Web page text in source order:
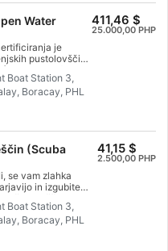
boste lahko
nudili prvo
nudili podporo z
Pridobite si
Right. Začnite še
Water
je
pustolovščin
Diver).
s praktičnimi
veščine in
udobje pod
Potapljač odprtih
Boat Station 3,
Boracay, PHL
411,46 $
25.000,00 PHP
(Scuba
se vam zlahka
in izgubite
kratkem času vrnili
obnovitveni tečaj
vodstvom
pregledate in
Boat Station 3,
Boracay, PHL
41,15 $
2.500,00 PHP